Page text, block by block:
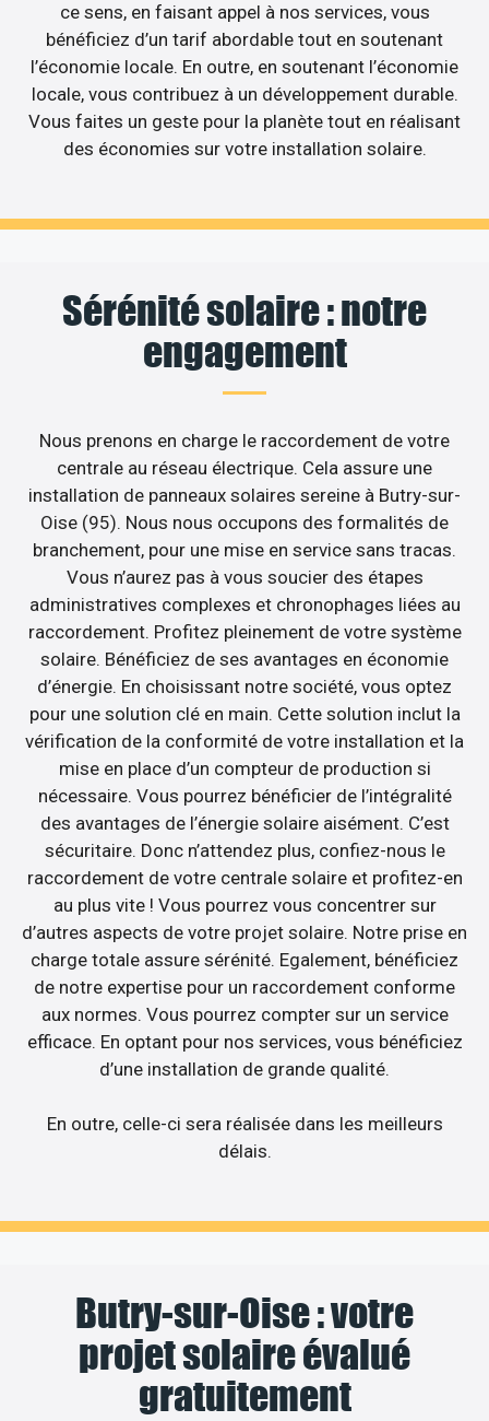
ce sens, en faisant appel à nos services, vous
bénéficiez d’un tarif abordable tout en soutenant
l’économie locale. En outre, en soutenant l’économie
locale, vous contribuez à un développement durable.
Vous faites un geste pour la planète tout en réalisant
des économies sur votre installation solaire.
Sérénité solaire : notre
engagement
Nous prenons en charge le raccordement de votre
centrale au réseau électrique. Cela assure une
installation de panneaux solaires sereine à Butry-sur-
Oise (95). Nous nous occupons des formalités de
branchement, pour une mise en service sans tracas.
Vous n’aurez pas à vous soucier des étapes
administratives complexes et chronophages liées au
raccordement. Profitez pleinement de votre système
solaire. Bénéficiez de ses avantages en économie
d’énergie. En choisissant notre société, vous optez
pour une solution clé en main. Cette solution inclut la
vérification de la conformité de votre installation et la
mise en place d’un compteur de production si
nécessaire. Vous pourrez bénéficier de l’intégralité
des avantages de l’énergie solaire aisément. C’est
sécuritaire. Donc n’attendez plus, confiez-nous le
raccordement de votre centrale solaire et profitez-en
au plus vite ! Vous pourrez vous concentrer sur
d’autres aspects de votre projet solaire. Notre prise en
charge totale assure sérénité. Egalement, bénéficiez
de notre expertise pour un raccordement conforme
aux normes. Vous pourrez compter sur un service
efficace. En optant pour nos services, vous bénéficiez
d’une installation de grande qualité.
En outre, celle-ci sera réalisée dans les meilleurs
délais.
Butry-sur-Oise : votre
projet solaire évalué
gratuitement